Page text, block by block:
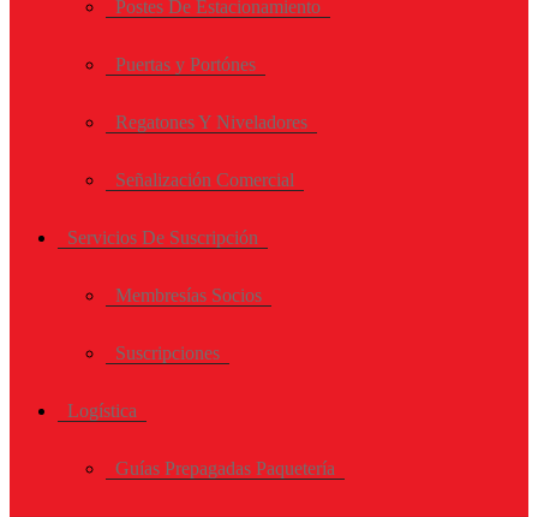
Postes De Estacionamiento
Puertas y Portónes
Regatones Y Niveladores
Señalización Comercial
Servicios De Suscripción
Membresías Socios
Suscripciones
Logística
Guías Prepagadas Paquetería